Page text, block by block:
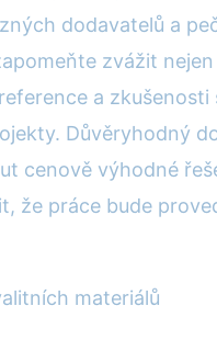
dodavatelů a
zvážit nejen
a zkušenosti
Důvěryhodný
cenově výhodné
že práce bude
materiálů